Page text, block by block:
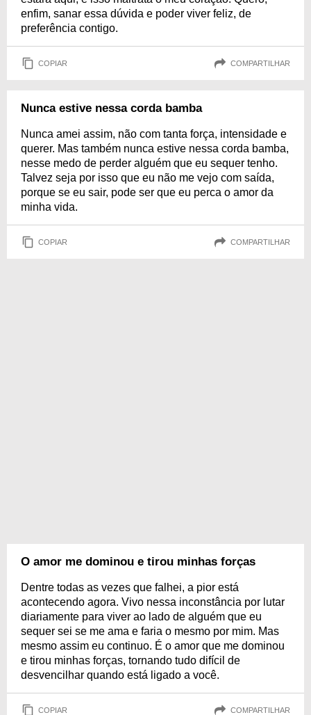
enfim, sanar essa dúvida e poder viver feliz, de
preferência contigo.
COPIAR COMPARTILHAR
Nunca estive nessa corda bamba
Nunca amei assim, não com tanta força, intensidade e
querer. Mas também nunca estive nessa corda bamba,
nesse medo de perder alguém que eu sequer tenho.
Talvez seja por isso que eu não me vejo com saída,
porque se eu sair, pode ser que eu perca o amor da
minha vida.
COPIAR COMPARTILHAR
O amor me dominou e tirou minhas forças
Dentre todas as vezes que falhei, a pior está
acontecendo agora. Vivo nessa inconstância por lutar
diariamente para viver ao lado de alguém que eu
sequer sei se me ama e faria o mesmo por mim. Mas
mesmo assim eu continuo. É o amor que me dominou
e tirou minhas forças, tornando tudo difícil de
desvencilhar quando está ligado a você.
COPIAR COMPARTILHAR